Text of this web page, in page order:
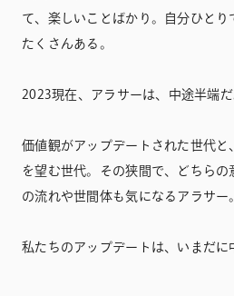
て、楽しいことばかり。自分ひと
たくさんある。
2023現在、アラサーは、中途半端だ
価値観がアップデートされた世代
を望む世代。その狭間で、どちら
の流れや世間体も気になるアラサー
私たちのアップデートは、いまだに